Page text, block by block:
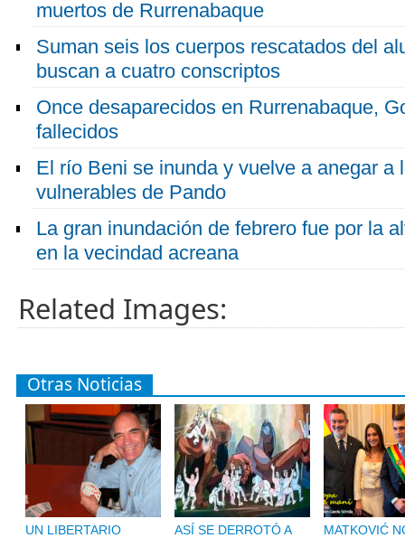
muertos de Rurrenabaque
Suman seis los cuerpos rescatados del
buscan a cuatro conscriptos
Once desaparecidos en Rurrenabaque,
fallecidos
El río Beni se inunda y vuelve a anegar a
vulnerables de Pando
La gran inundación de febrero fue por la
en la vecindad acreana
Related Images:
Otras Noticias
UN LIBERTARIO
ASÍ SE DERROTÓ A
MATKOVIĆ